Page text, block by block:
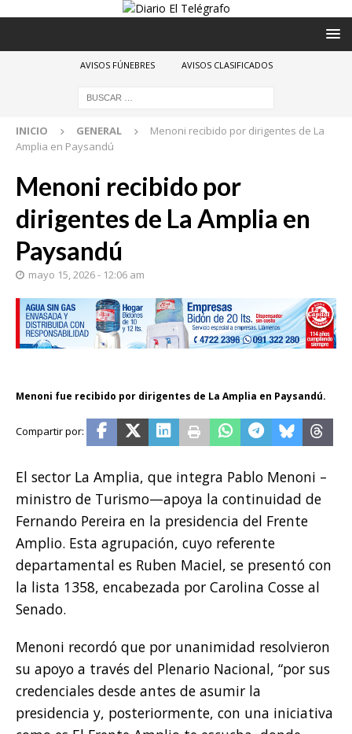
AVISOS FÚNEBRES AVISOS CLASIFICADOS
INICIO GENERAL
Menoni recibido por dirigentes de La
Amplia en Paysandú
Menoni recibido por
dirigentes de La Amplia en
Paysandú
mayo 15, 2026 - 12:06 am
Menoni fue recibido por dirigentes de La Amplia en Paysandú.
El sector La Amplia, que integra Pablo Menoni –
ministro de Turismo—apoya la continuidad de
Fernando Pereira en la presidencia del Frente
Amplio. Esta agrupación, cuyo referente
departamental es Ruben Maciel, se presentó con
la lista 1358, encabezada por Carolina Cosse al
Senado.
Menoni recordó que por unanimidad resolvieron
su apoyo a través del Plenario Nacional, “por sus
credenciales desde antes de asumir la
presidencia y, posteriormente, con una iniciativa